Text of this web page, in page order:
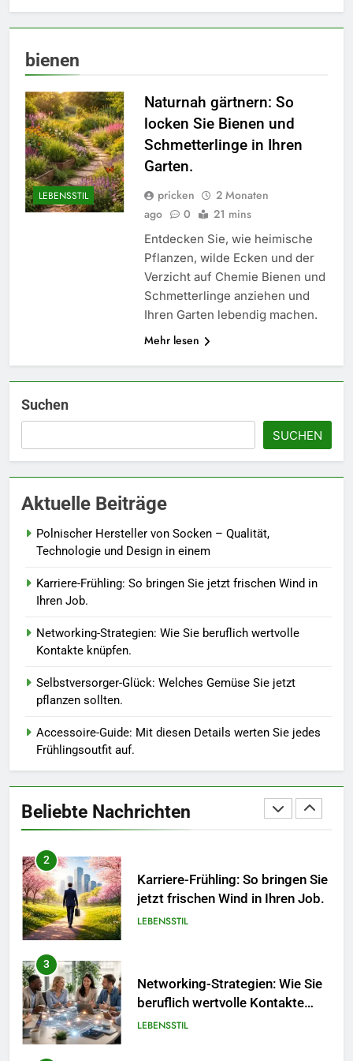
bienen
LEBENSSTIL
Naturnah gärtnern: So
locken Sie Bienen und
Schmetterlinge in Ihren
Garten.
pricken
2 Monaten
ago
0 21 mins
Entdecken Sie, wie heimische
Pflanzen, wilde Ecken und der
Verzicht auf Chemie Bienen und
Schmetterlinge anziehen und
Ihren Garten lebendig machen.
Mehr lesen
Suchen
SUCHEN
Aktuelle Beiträge
Polnischer Hersteller von Socken – Qualität,
Technologie und Design in einem
Karriere-Frühling: So bringen Sie jetzt frischen Wind in
Ihren Job.
Networking-Strategien: Wie Sie beruflich wertvolle
Kontakte knüpfen.
Selbstversorger-Glück: Welches Gemüse Sie jetzt
pflanzen sollten.
Accessoire-Guide: Mit diesen Details werten Sie jedes
Frühlingsoutfit auf.
Beliebte Nachrichten
Details werten Sie jedes
Naturnah gärtnern: So locken
Sie Bienen und Schmetterlinge
in Ihren Garten.
LEBENSSTIL
7
zum Quereinstieg in der neuen
8
So kombinieren Sie Pastelltöne
1
Socken – Qualität, Technologie
und Design in einem
MODE
2
Karriere-Frühling: So bringen Sie
jetzt frischen Wind in Ihren Job.
LEBENSSTIL
3
Networking-Strategien: Wie Sie
beruflich wertvolle Kontakte
knüpfen.
LEBENSSTIL